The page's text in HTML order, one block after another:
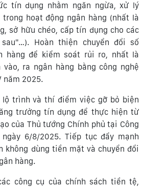
tín dụng nhằm ngăn ngừa, xử lý
hoạt động ngân hàng (nhất là
sở hữu chéo, cấp tín dụng cho các
Hoàn thiện chuyển đổi số
hàng để kiểm soát rủi ro, nhất là
ra ngân hàng bằng công nghệ
năm 2025.
trình và thí điểm việc gỡ bỏ biện
trưởng tín dụng để thực hiện từ
của Thủ tướng Chính phủ tại Công
ngày 6/8/2025. Tiếp tục đẩy mạnh
không dùng tiền mặt và chuyển đổi
hàng.
công cụ của chính sách tiền tệ,